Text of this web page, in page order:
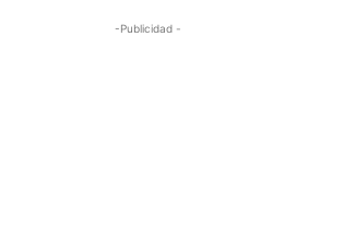
-Publicidad -